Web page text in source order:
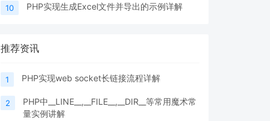
10 PHP实现生成Excel文件并导出的示例详解
推荐资讯
1 PHP实现web socket长链接流程详解
2
PHP中__LINE__,__FILE__,__DIR__等常用魔术常
量实例讲解